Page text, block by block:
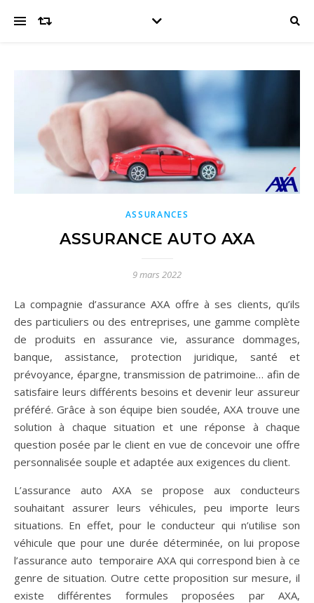
ASSURANCES
ASSURANCE AUTO AXA
9 mars 2022
La compagnie d’assurance AXA offre à ses clients, qu’ils
des particuliers ou des entreprises, une gamme complète
de produits en assurance vie, assurance dommages,
banque, assistance, protection juridique, santé et
prévoyance, épargne, transmission de patrimoine… afin de
satisfaire leurs différents besoins et devenir leur assureur
préféré. Grâce à son équipe bien soudée, AXA trouve une
solution à chaque situation et une réponse à chaque
question posée par le client en vue de concevoir une offre
personnalisée souple et adaptée aux exigences du client.
L’assurance auto AXA se propose aux conducteurs
souhaitant assurer leurs véhicules, peu importe leurs
situations. En effet, pour le conducteur qui n’utilise son
véhicule que pour une durée déterminée, on lui propose
l’assurance auto temporaire AXA qui correspond bien à ce
genre de situation. Outre cette proposition sur mesure, il
existe différentes formules proposées par AXA,